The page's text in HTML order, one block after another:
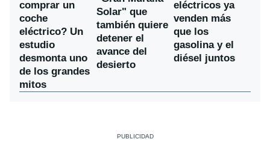
comprar un
coche
eléctrico? Un
estudio
desmonta uno
de los grandes
mitos
Solar" que
también quiere
detener el
avance del
desierto
eléctricos ya
venden más
que los
gasolina y el
diésel juntos